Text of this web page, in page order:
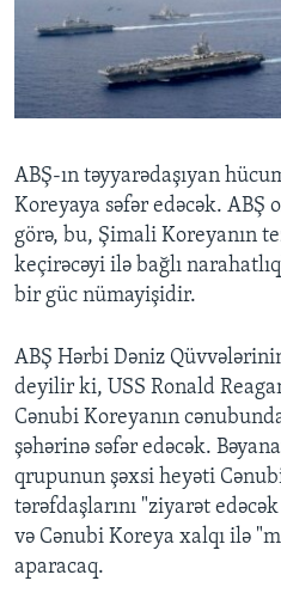
BIZI IZLƏYIN
Dillər
ABŞ-ın təyyarədaşıyan
Koreyaya səfər edəcək.
görə, bu, Şimali Koreyanın
keçirəcəyi ilə bağlı
bir güc nümayişidir.
ABŞ Hərbi Dəniz
deyilir ki, USS Ronald
Cənubi Koreyanın
şəhərinə səfər edəcək.
qrupunun şəxsi heyəti
tərəfdaşlarını "ziyarət
və Cənubi Koreya xalqı ilə
aparacaq.